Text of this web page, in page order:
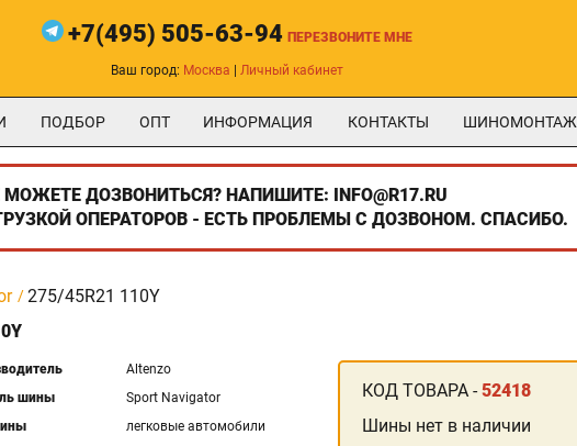
+7(495) 505-63-94 ПЕРЕЗВОНИТЕ МНЕ
Ваш город: Москва Личный кабинет
ПОДБОР ОПТ ИНФОРМАЦИЯ КОНТАКТЫ ШИНОМОНТАЖ
МОЖЕТЕ ДОЗВОНИТЬСЯ? НАПИШИТЕ: INFO@R17.RU
ОПЕРАТОРОВ - ЕСТЬ ПРОБЛЕМЫ С ДОЗВОНОМ. СПАСИБО.
275/45R21 110Y
Altenzo
шины
Sport Navigator
легковые автомобили
КОД ТОВАРА -52418
Шины нет в наличии